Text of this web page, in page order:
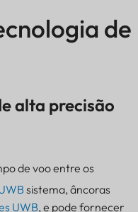
de
alta precisão
de voo entre os
sistema, âncoras
UWB, e pode fornecer